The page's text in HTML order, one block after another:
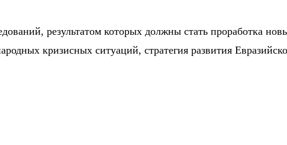
результатом которых должны стать проработка
кризисных ситуаций, стратегия развития